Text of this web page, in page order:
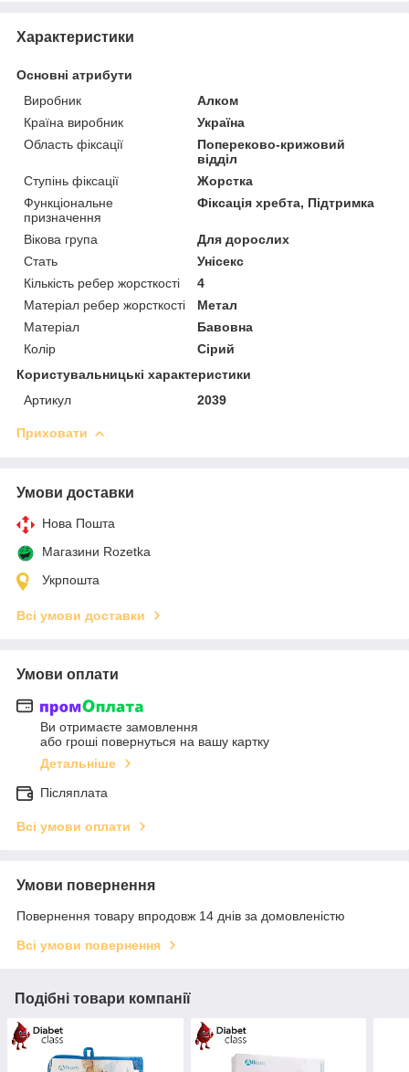
Характеристики
Основні атрибути
Виробник
Алком
Країна виробник
Україна
Область фіксації
Попереково-крижовий
відділ
Ступінь фіксації
Жорстка
Функціональне
призначення
Фіксація хребта, Підтримка
Вікова група
Для дорослих
Стать
Унісекс
Кількість ребер жорсткості
4
Матеріал ребер жорсткості
Метал
Матеріал
Бавовна
Колір
Сірий
Користувальницькі характеристики
Артикул
2039
Приховати
Умови доставки
Нова Пошта
Магазини Rozetka
Укрпошта
Всі умови доставки
Умови оплати
Ви отримаєте замовлення
або гроші повернуться на вашу картку
Детальніше
Післяплата
Всі умови оплати
Умови повернення
Повернення товару впродовж 14 днів за домовленістю
Всі умови повернення
Подібні товари компанії